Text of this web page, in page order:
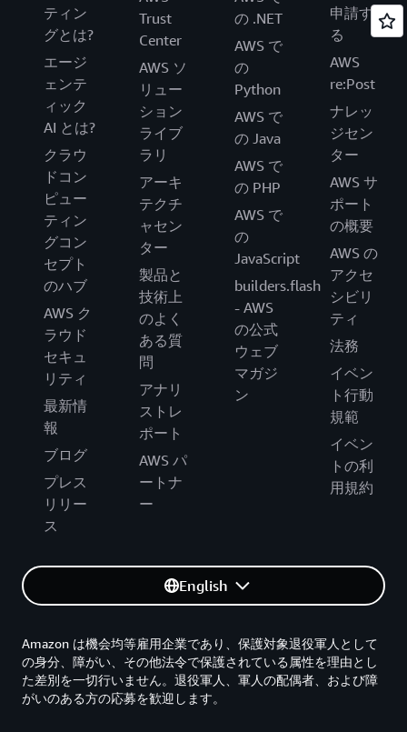
ティン
グとは?
エージ
ェンテ
ィック
AI とは?
クラウ
ドコン
ピュー
ティン
グコン
セプト
のハブ
AWS ク
ラウド
セキュ
リティ
最新情
報
ブログ
プレス
リリー
ス
Trust
Center
AWS ソ
リュー
ション
ライブ
ラリ
アーキ
テクチ
ャセン
ター
製品と
技術上
のよく
ある質
問
アナリ
ストレ
ポート
AWS パ
ートナ
ー
の .NET
AWS で
の
Python
AWS で
の Java
AWS で
の PHP
AWS で
の
JavaScript
builders.flash
- AWS
の公式
ウェブ
マガジ
ン
申請す
る
AWS
re:Post
ナレッ
ジセン
ター
AWS サ
ポート
の概要
AWS の
アクセ
シビリ
ティ
法務
イベン
ト行動
規範
イベン
トの利
用規約
English
Amazon は機会均等雇用企業であり、保護対象退役軍人として
の身分、障がい、その他法令で保護されている属性を理由とし
た差別を一切行いません。退役軍人、軍人の配偶者、および障
がいのある方の応募を歓迎します。